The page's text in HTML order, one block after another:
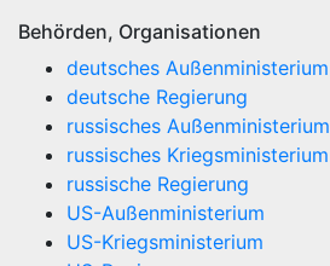
Behörden, Organisationen
deutsches Außenministerium
deutsche Regierung
russisches Außenministerium
russisches Kriegsministerium
russische Regierung
US-Außenministerium
US-Kriegsministerium